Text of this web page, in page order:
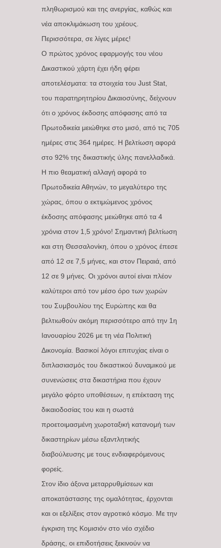
πληθωρισμού και της ανεργίας, καθώς και
νέα αποκλιμάκωση του χρέους.
Περισσότερα, σε λίγες μέρες!
Ο πρώτος χρόνος εφαρμογής του νέου
Δικαστικού χάρτη έχει ήδη φέρει
αποτελέσματα: τα στοιχεία του Just Stat,
του παρατηρητηρίου Δικαιοσύνης, δείχνουν
ότι ο χρόνος έκδοσης απόφασης από τα
Πρωτοδικεία μειώθηκε στο μισό, από τις 705
ημέρες στις 364 ημέρες. Η βελτίωση αφορά
στο 92% της δικαστικής ύλης πανελλαδικά.
Η πιο θεαματική αλλαγή αφορά το
Πρωτοδικεία Αθηνών, το μεγαλύτερο της
χώρας, όπου ο εκτιμώμενος χρόνος
έκδοσης απόφασης μειώθηκε από τα 4
χρόνια στον 1,5 χρόνο! Σημαντική βελτίωση
και στη Θεσσαλονίκη, όπου ο χρόνος έπεσε
από 12 σε 7,5 μήνες, και στον Πειραιά, από
12 σε 9 μήνες. Οι χρόνοι αυτοί είναι πλέον
καλύτεροι από τον μέσο όρο των χωρών
του Συμβουλίου της Ευρώπης και θα
βελτιωθούν ακόμη περισσότερο από την 1η
Ιανουαρίου 2026 με τη νέα Πολιτική
Δικονομία. Βασικοί λόγοι επιτυχίας είναι ο
διπλασιασμός του δικαστικού δυναμικού με
συνενώσεις στα δικαστήρια που έχουν
μεγάλο φόρτο υποθέσεων, η επέκταση της
δικαιοδοσίας του και η σωστά
προετοιμασμένη χωροταξική κατανομή των
δικαστηρίων μέσω εξαντλητικής
διαβούλευσης με τους ενδιαφερόμενους
φορείς.
Στον ίδιο άξονα μεταρρυθμίσεων και
αποκατάστασης της ομαλότητας, έρχονται
και οι εξελίξεις στον αγροτικό κόσμο. Με την
έγκριση της Κομισιόν στο νέο σχέδιο
δράσης, οι επιδοτήσεις ξεκινούν να